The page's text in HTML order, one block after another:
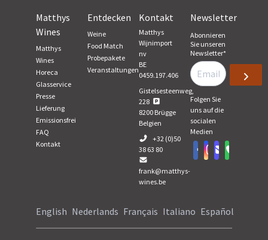
Matthys
Wines
Matthys
Wines
Horeca
Glasservice
Presse
Lieferung
Emissionsfrei
FAQ
Kontakt
Entdecken
Weine
Food Match
Probepakete
Veranstaltungen
Kontakt
Matthys
Wijnimport
nv
BE
0459.197.406
Gistelsesteenweg,
228
8200 Brügge
Belgien
+32 (0)50
38 63 80
frank@matthys-
wines.be
Newsletter
Abonnieren
Sie unseren
Newsletter*
Folgen Sie
uns auf die
socialen
Medien
English Nederlands Français Italiano Español